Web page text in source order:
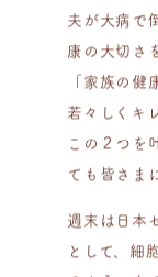
夫が大病で
康の大切さ
「家族の健
若々しくキ
この２つを
ても皆さま
週末は日本
として、細